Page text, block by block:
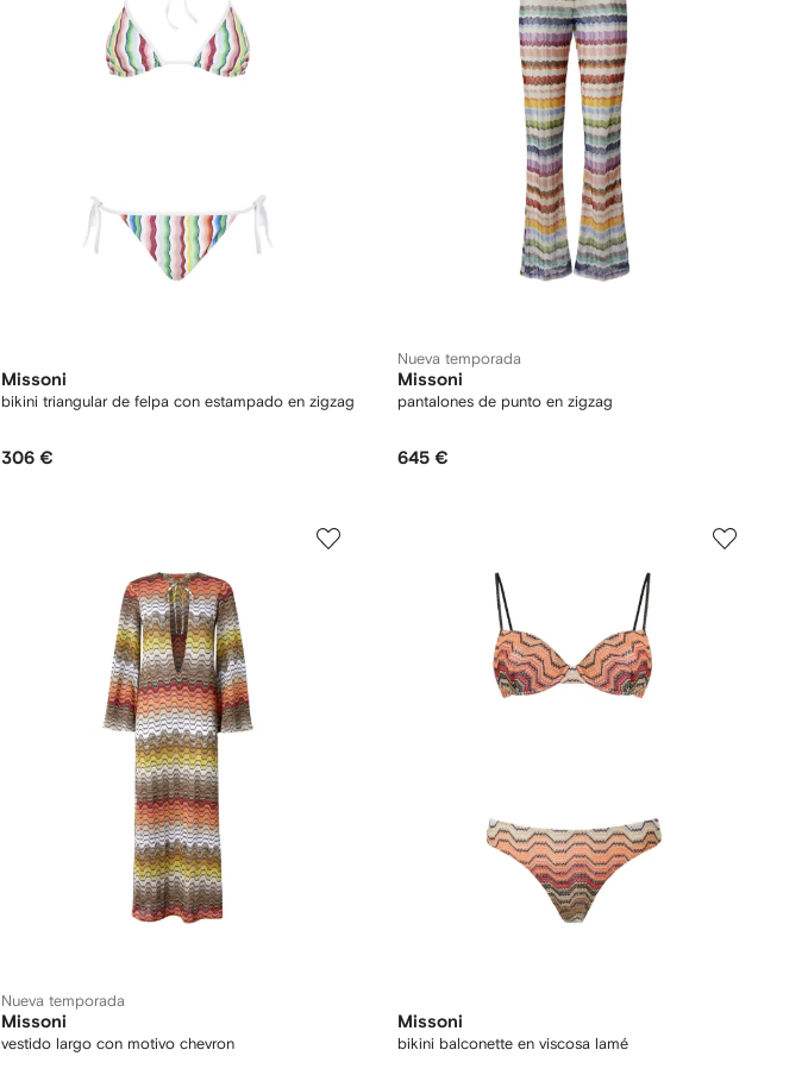
Missoni
bikini triangular de felpa con estampado en zigzag
306 €
Nueva temporada
Missoni
pantalones de punto en zigzag
645 €
Nueva temporada
Missoni
vestido largo con motivo chevron
Missoni
bikini balconette en viscosa lamé